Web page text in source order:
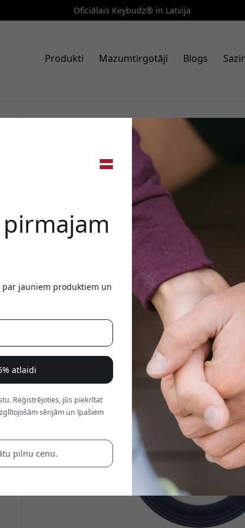
Oficiālais Keybudz® in Latvija
Produkti Mazumtirgotāji Blogs
Art. nr.: AT_S1_CBB
KeyBudz ādas atslēgu
aizsargājošu piegulumu
jauniem produktiem un
atlaidi
Reģistrējoties, jūs piekrītat
sērijām un īpašiem
pilnu cenu.
🎉
Izmantojiet šo